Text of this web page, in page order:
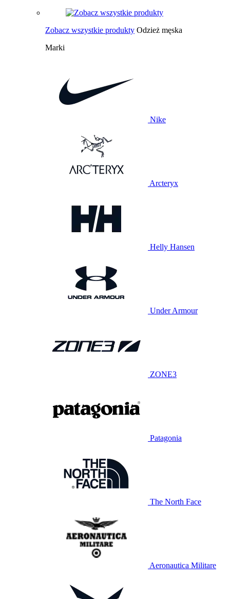
Zobacz wszystkie produkty Odzież męska
Marki
Nike
Arcteryx
Helly Hansen
Under Armour
ZONE3
Patagonia
The North Face
Aeronautica Militare